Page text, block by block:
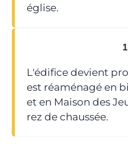
église.
L'édifice devient
est réaménagé en
et en Maison des
rez de chaussée.